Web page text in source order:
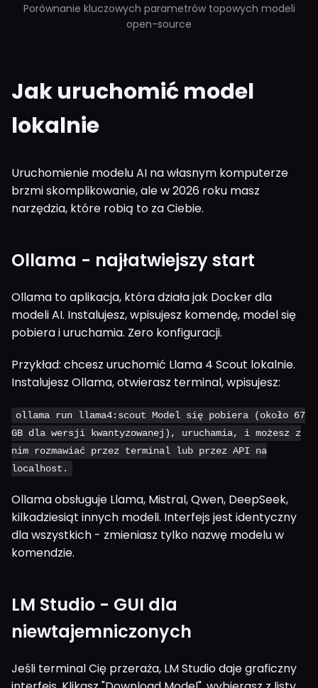
Porównanie kluczowych parametrów topowych modeli
open-source
Jak uruchomić model
lokalnie
Uruchomienie modelu AI na własnym komputerze
brzmi skomplikowanie, ale w 2026 roku masz
narzędzia, które robią to za Ciebie.
Ollama - najłatwiejszy start
Ollama to aplikacja, która działa jak Docker dla
modeli AI. Instalujesz, wpisujesz komendę, model się
pobiera i uruchamia. Zero konfiguracji.
Przykład: chcesz uruchomić Llama 4 Scout lokalnie.
Instalujesz Ollama, otwierasz terminal, wpisujesz:
ollama run llama4:scout Model się pobiera (około 67
GB dla wersji kwantyzowanej), uruchamia, i możesz z
nim rozmawiać przez terminal lub przez API na
localhost.
Ollama obsługuje Llama, Mistral, Qwen, DeepSeek,
kilkadziesiąt innych modeli. Interfejs jest identyczny
dla wszystkich - zmieniasz tylko nazwę modelu w
komendzie.
LM Studio - GUI dla
niewtajemniczonych
Jeśli terminal Cię przeraża, LM Studio daje graficzny